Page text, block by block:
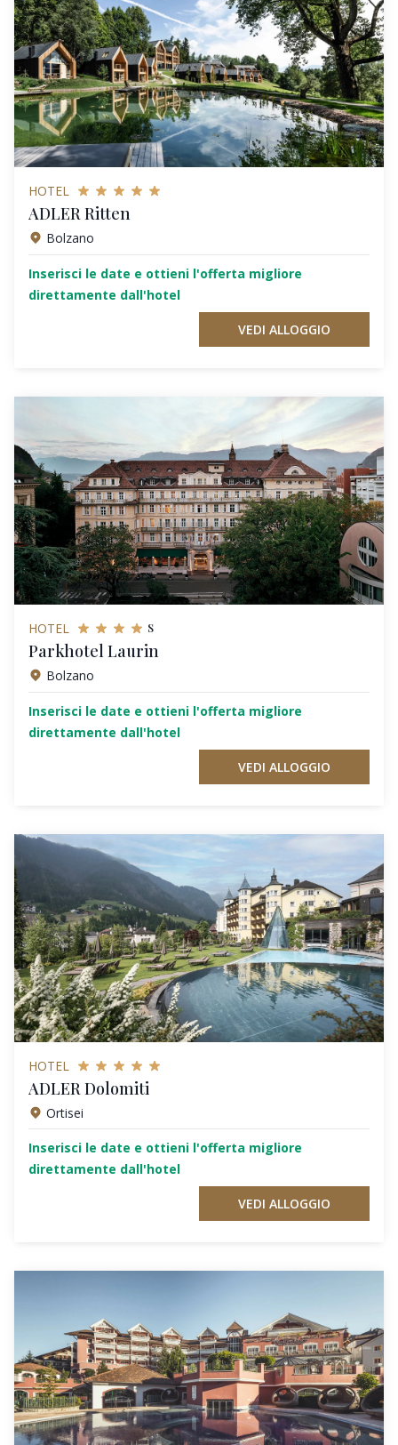
HOTEL
ADLER Ritten
Bolzano
Inserisci le date e ottieni l'offerta migliore
direttamente dall'hotel
VEDI ALLOGGIO
HOTEL s
Parkhotel Laurin
Bolzano
Inserisci le date e ottieni l'offerta migliore
direttamente dall'hotel
VEDI ALLOGGIO
HOTEL
ADLER Dolomiti
Ortisei
Inserisci le date e ottieni l'offerta migliore
direttamente dall'hotel
VEDI ALLOGGIO